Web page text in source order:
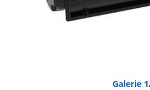
Galerie